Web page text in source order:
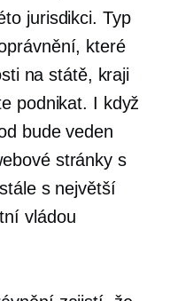
jurisdikci. Typ
které
na státě, kraji
podnikat. I když
bude veden
stránky s
s největší
vládou